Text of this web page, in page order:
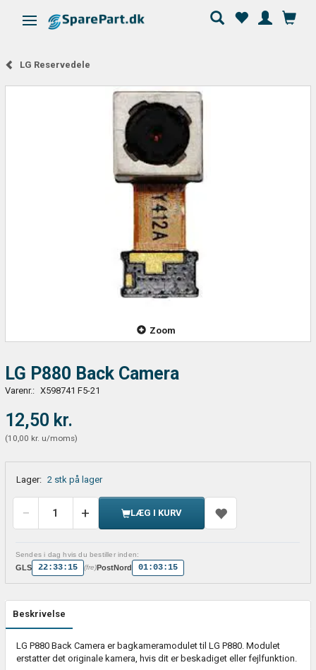
Skifte navigation
LG Reservedele
Zoom
LG P880 Back Camera
Varenr.: X598741 F5-21
12,50 kr.
(10,00 kr. u/moms)
Lager: 2 stk på lager
LÆG I KURV
Sendes i dag hvis du bestiller inden:
GLS 22:33:15 (fre)PostNord 01:03:15
Beskrivelse
LG P880 Back Camera er bagkameramodulet til LG P880. Modulet
erstatter det originale kamera, hvis dit er beskadiget eller fejlfunktion.